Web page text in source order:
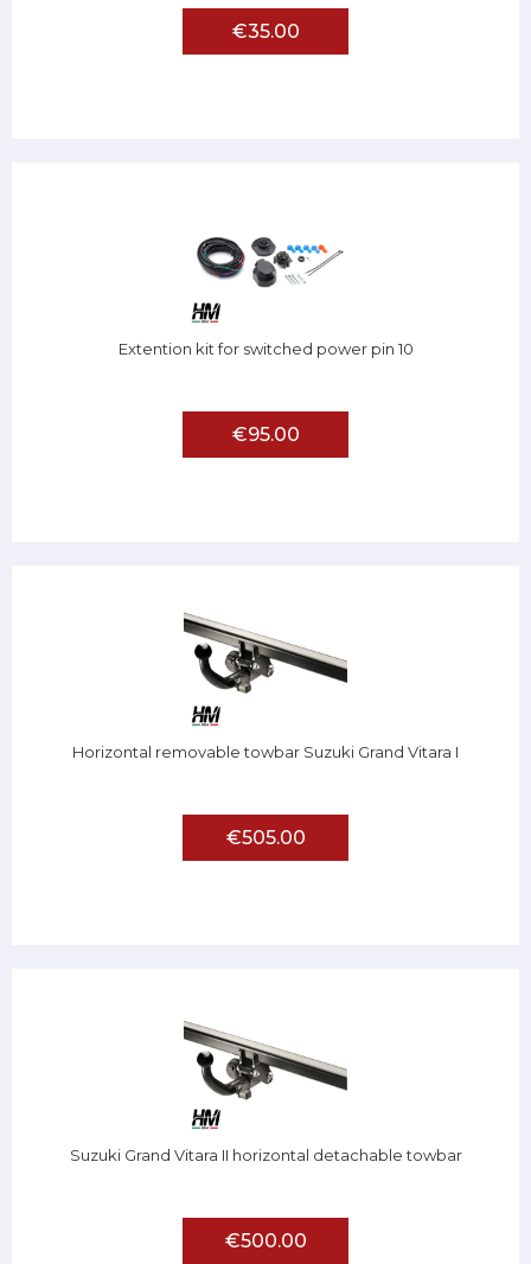
€35.00
Extention kit for switched power pin 10
€95.00
Horizontal removable towbar Suzuki Grand Vitara I
€505.00
Suzuki Grand Vitara II horizontal detachable towbar
€500.00